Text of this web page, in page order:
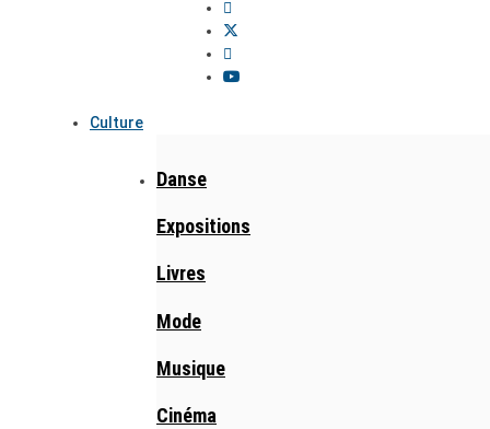
Culture
Danse
Expositions
Livres
Mode
Musique
Cinéma